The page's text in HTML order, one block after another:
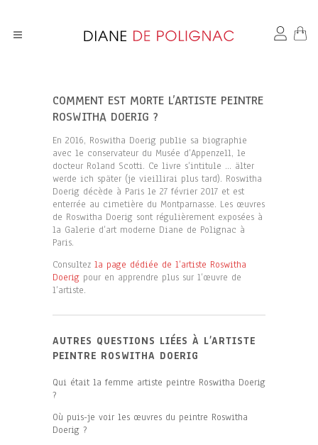
COMMENT EST MORTE L’ARTISTE PEINTRE
ROSWITHA DOERIG ?
En 2016, Roswitha Doerig publie sa biographie
avec le conservateur du Musée d’Appenzell, le
docteur Roland Scotti. Ce livre s’intitule … älter
werde ich später (je vieillirai plus tard). Roswitha
Doerig décède à Paris le 27 février 2017 et est
enterrée au cimetière du Montparnasse. Les œuvres
de Roswitha Doerig sont régulièrement exposées à
la Galerie d’art moderne Diane de Polignac à
Paris.
Consultez la page dédiée de l’artiste Roswitha
Doerig pour en apprendre plus sur l’œuvre de
l’artiste.
AUTRES QUESTIONS LIÉES À L’ARTISTE
PEINTRE ROSWITHA DOERIG
Qui était la femme artiste peintre Roswitha Doerig
?
Où puis-je voir les œuvres du peintre Roswitha
Doerig ?